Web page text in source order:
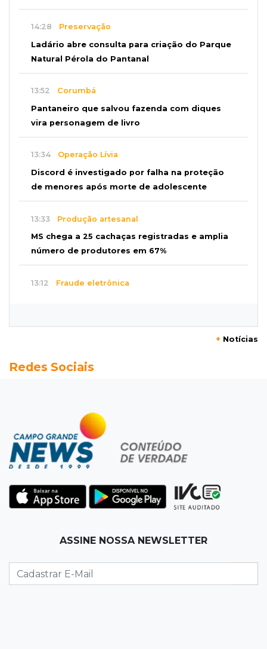
14:28 Preservação
Ladário abre consulta para criação do Parque
Natural Pérola do Pantanal
13:52 Corumbá
Pantaneiro que salvou fazenda com diques
vira personagem de livro
13:34 Operação Lívia
Discord é investigado por falha na proteção
de menores após morte de adolescente
13:33 Produção artesanal
MS chega a 25 cachaças registradas e amplia
número de produtores em 67%
13:12 Fraude eletrônica
O crescimento descontrolado das big techs
Árvore cai, bloqueia avenida e deixa comércio
sem energia em Campo Grande
12:34"Foi mal"
terreno e causa incêndio no Santo Amaro
Inteligência Artificial avança na advocacia e
+ Notícias
Redes Sociais
ASSINE NOSSA NEWSLETTER